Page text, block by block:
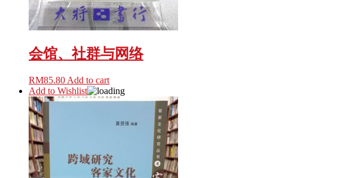
会馆、社群与网络
RM85.80 Add to cart
Add to Wishlist